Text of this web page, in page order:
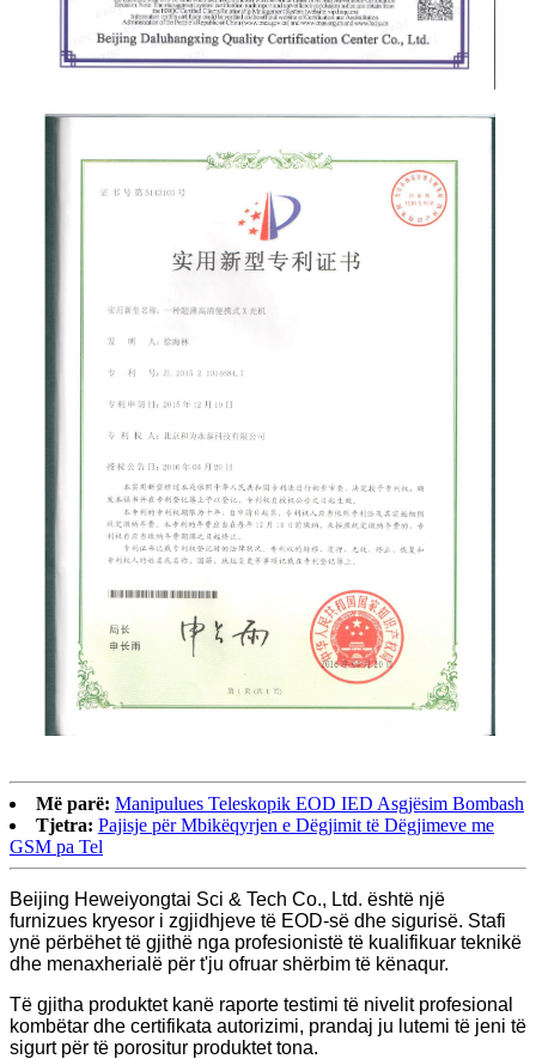
Më parë: Manipulues Teleskopik EOD IED Asgjësim Bombash
Tjetra: Pajisje për Mbikëqyrjen e Dëgjimit të Dëgjimeve me
GSM pa Tel
Beijing Heweiyongtai Sci & Tech Co., Ltd. është një
furnizues kryesor i zgjidhjeve të EOD-së dhe sigurisë. Stafi
ynë përbëhet të gjithë nga profesionistë të kualifikuar teknikë
dhe menaxherialë për t'ju ofruar shërbim të kënaqur.
Të gjitha produktet kanë raporte testimi të nivelit profesional
kombëtar dhe certifikata autorizimi, prandaj ju lutemi të jeni të
sigurt për të porositur produktet tona.